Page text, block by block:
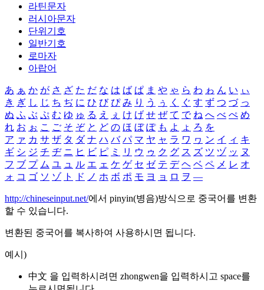
라틴문자
러시아문자
단위기호
일반기호
로마자
아랍어
あ ぁ か が さ ざ た だ な は ば ぱ ま や ゃ ら わ ゎ ん い ぃ
き ぎ し じ ち ぢ に ひ び ぴ み り う ぅ く ぐ す ず つ づ っ
ぬ ふ ぶ ぷ む ゆ ゅ る え ぇ け げ せ ぜ て で ね へ べ ぺ め
れ お ぉ こ ご そ ぞ と ど の ほ ぼ ぽ も よ ょ ろ を
ア ァ カ サ ザ タ ダ ナ ハ バ パ マ ヤ ャ ラ ワ ヮ ン イ ィ キ
ギ シ ジ チ ヂ ニ ヒ ビ ピ ミ リ ウ ゥ ク グ ス ズ ツ ヅ ッ ヌ
フ ブ プ ム ユ ュ ル エ ェ ケ ゲ セ ゼ テ デ ヘ ベ ペ メ レ オ
ォ コ ゴ ソ ゾ ト ド ノ ホ ボ ポ モ ヨ ョ ロ ヲ ―
http://chineseinput.net/에서 pinyin(병음)방식으로 중국어를 변환
할 수 있습니다.
변환된 중국어를 복사하여 사용하시면 됩니다.
예시)
中文 을 입력하시려면 zhongwen을 입력하시고 space를